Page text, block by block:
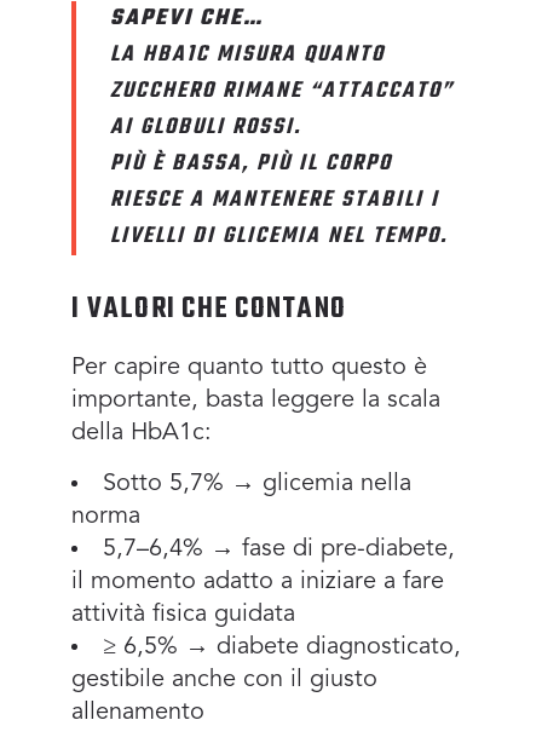
SAPEVI CHE…
LA HBA1C MISURA QUANTO
ZUCCHERO RIMANE “ATTACCATO”
AI GLOBULI ROSSI.
PIÙ È BASSA, PIÙ IL CORPO
RIESCE A MANTENERE STABILI I
LIVELLI DI GLICEMIA NEL TEMPO.
I VALORI CHE CONTANO
Per capire quanto tutto questo è
importante, basta leggere la scala
della HbA1c:
Sotto 5,7% → glicemia nella
norma
5,7–6,4% → fase di pre-diabete,
il momento adatto a iniziare a fare
attività fisica guidata
≥ 6,5% → diabete diagnosticato,
gestibile anche con il giusto
allenamento